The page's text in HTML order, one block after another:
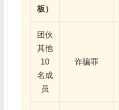
板）
团伙
其他
10
名成
员
诈骗罪